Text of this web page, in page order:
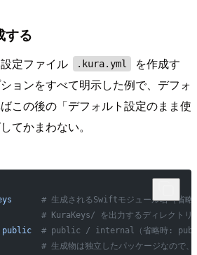
する
定ファイル .kura.yml
を作成す
ョンをすべて明示した例で、デフォ
この後の「デフォルト設定のまま使
てかまわない。
# 生成されるSwiftモジュール名（省
# KuraKeys/ を出力するディレクトリ
public
# public / internal（省略時:
# 生成物は独立したパッケージなので